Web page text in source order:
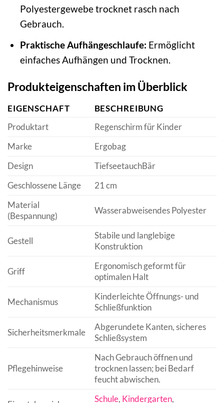
Polyestergewebe trocknet rasch nach
Gebrauch.
Praktische Aufhängeschlaufe: Ermöglicht
einfaches Aufhängen und Trocknen.
Produkteigenschaften im Überblick
EIGENSCHAFT
BESCHREIBUNG
Produktart
Regenschirm für Kinder
Marke
Ergobag
Design
TiefseetauchBär
Geschlossene Länge
21 cm
Material
(Bespannung)
Wasserabweisendes Polyester
Gestell
Stabile und langlebige
Konstruktion
Griff
Ergonomisch geformt für
optimalen Halt
Mechanismus
Kinderleichte Öffnungs- und
Schließfunktion
Sicherheitsmerkmale
Abgerundete Kanten, sicheres
Schließsystem
Pflegehinweise
Nach Gebrauch öffnen und
trocknen lassen; bei Bedarf
feucht abwischen.
Schule, Kindergarten,